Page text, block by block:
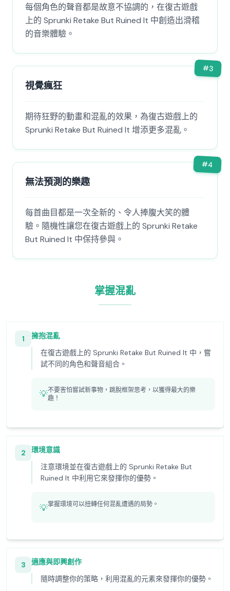
每個角色的聲音都是故意不協調的，在復古遊戲
上的 Sprunki Retake But Ruined It 中創造出滑稽
的音樂體驗。
#3
視覺瘋狂
期待狂野的動畫和混亂的效果，為復古遊戲上的
Sprunki Retake But Ruined It 增添更多混亂。
#4
無法預測的樂趣
每首曲目都是一次全新的、令人捧腹大笑的體
驗。隨機性讓您在復古遊戲上的 Sprunki Retake
But Ruined It 中保持參與。
掌握混亂
1
擁抱混亂
在復古遊戲上的 Sprunki Retake But Ruined It 中，嘗
試不同的角色和聲音組合。
💡不要害怕嘗試新事物，跳脫框架思考，以獲得最大的樂
趣！
2
環境意識
注意環境並在復古遊戲上的 Sprunki Retake But
Ruined It 中利用它來發揮你的優勢。
💡掌握環境可以扭轉任何混亂遭遇的局勢。
3
適應與即興創作
隨時調整你的策略，利用混亂的元素來發揮你的優勢。